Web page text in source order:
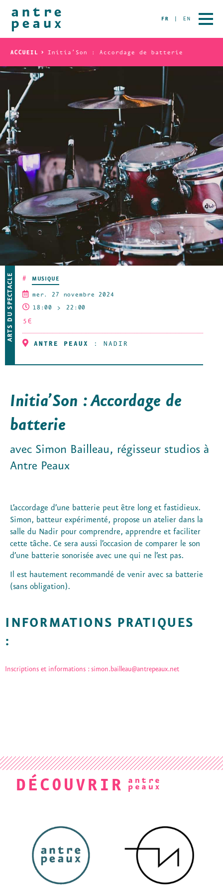
FR EN
ACCUEIL Initia’Son : Accordage de batterie
ARTS DU SPECTACLE # MUSIQUE
mer. 27 novembre 2024
18:00 22:00
5€
ANTRE PEAUX : NADIR
Initia’Son : Accordage de
batterie
avec Simon Bailleau, régisseur studios à
Antre Peaux
INFORMATIONS PRATIQUES
:
Inscriptions et informations : simon.bailleau@antrepeaux.net
L’accordage d’une batterie peut être long et fastidieux.
Simon, batteur expérimenté, propose un atelier dans la
salle du Nadir pour comprendre, apprendre et faciliter
cette tâche. Ce sera aussi l’occasion de comparer le son
d’une batterie sonorisée avec une qui ne l’est pas.
Il est hautement recommandé de venir avec sa batterie
(sans obligation).
DÉCOUVRIR